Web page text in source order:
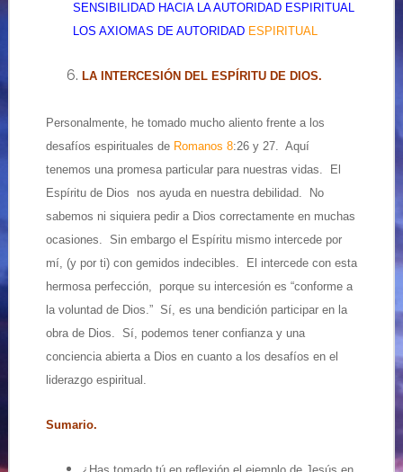
SENSIBILIDAD HACIA LA AUTORIDAD ESPIRITUAL
LOS AXIOMAS DE AUTORIDAD ESPIRITUAL
LA INTERCESIÓN DEL ESPÍRITU DE DIOS.
Personalmente, he tomado mucho aliento frente a los
desafíos espirituales de Romanos 8:26 y 27. Aquí
tenemos una promesa particular para nuestras vidas. El
Espíritu de Dios nos ayuda en nuestra debilidad. No
sabemos ni siquiera pedir a Dios correctamente en muchas
ocasiones. Sin embargo el Espíritu mismo intercede por
mí, (y por ti) con gemidos indecibles. El intercede con esta
hermosa perfección, porque su intercesión es “conforme a
la voluntad de Dios.” Sí, es una bendición participar en la
obra de Dios. Sí, podemos tener confianza y una
conciencia abierta a Dios en cuanto a los desafíos en el
liderazgo espiritual.
Sumario.